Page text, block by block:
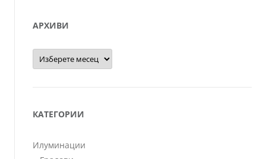
АРХИВИ
Архиви
КАТЕГОРИИ
Илуминации